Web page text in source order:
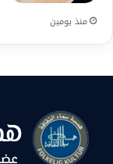
منذ يومين